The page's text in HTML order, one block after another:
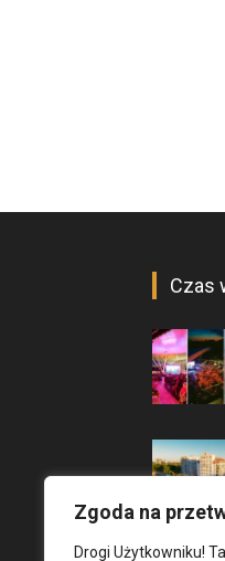
Zgoda na
Drogi Użytkowniku!
Czas